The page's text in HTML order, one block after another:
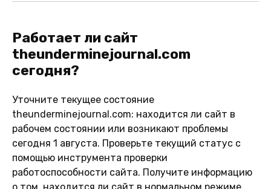
Работает ли сайт
theunderminejournal.com
сегодня?
Уточните текущее состояние
theunderminejournal.com: находится ли сайт в
рабочем состоянии или возникают проблемы
сегодня 1 августа. Проверьте текущий статус с
помощью инструмента проверки
работоспособности сайта. Получите информацию